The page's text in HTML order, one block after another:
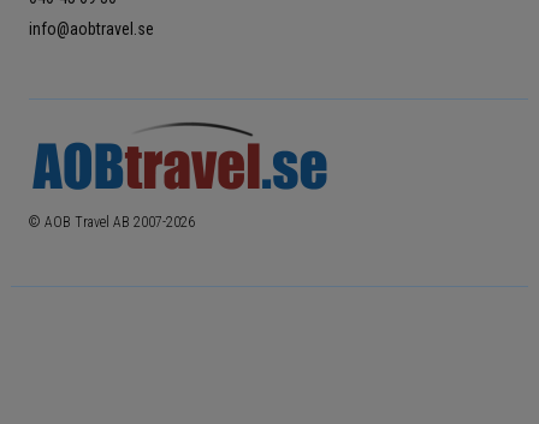
info@aobtravel.se
© AOB Travel AB 2007-2026